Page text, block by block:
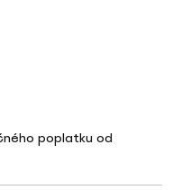
poplatku od